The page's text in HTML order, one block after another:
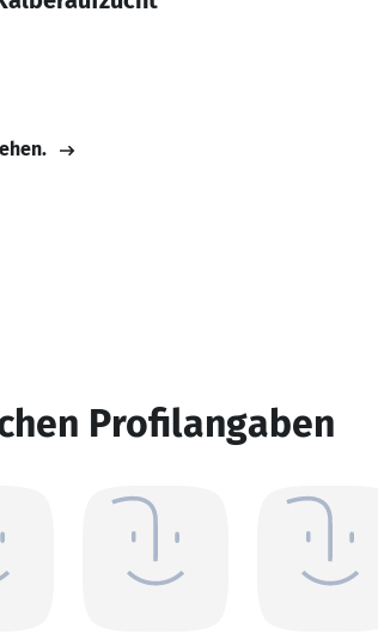
Profilangaben